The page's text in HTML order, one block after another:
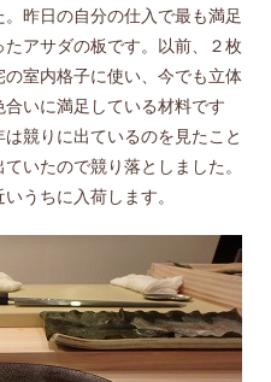
昨日の自分の仕入で最も満足
アサダの板です。以前、２枚
室内格子に使い、今でも立体
いに満足している材料です
競りに出ているのを見たこと
いたので競り落としました。
うちに入荷します。